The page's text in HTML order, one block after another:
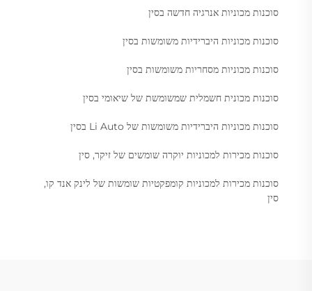
סוכנות מכוניות אנרגיה חדשה בסין
סוכנות מכוניות היברידיות משומשות בסין
סוכנות מכוניות מסחריות משומשות בסין
סוכנות מכונית חשמלית שמשומשת של שיאומי בסין
סוכנות מכוניות היברידיות משומשות של Li Auto בסין
סוכנות מכירות למכוניות יוקרה שומשים של זיקר, סין
סוכנות מכירות למכוניות קומפקטיות שומשות של לינק אנד קו,
סין